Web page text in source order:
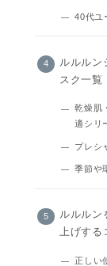
40代ユ
ルルルン
スク一覧
乾燥肌
適シリ
プレシ
季節や
ルルルン
上げする
正しい